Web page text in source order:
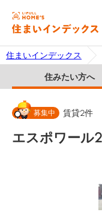
住まいインデックス
住みたい方へ
募集中 賃貸2件
エスポワール